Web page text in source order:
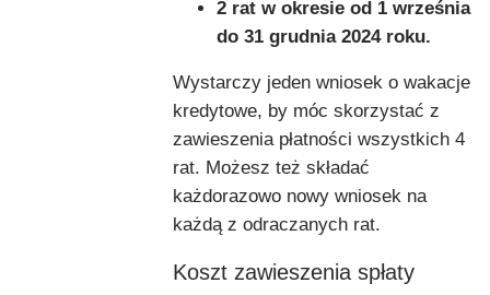
2 rat w okresie od 1 września
do 31 grudnia 2024 roku.
Wystarczy jeden wniosek o wakacje
kredytowe, by móc skorzystać z
zawieszenia płatności wszystkich 4
rat. Możesz też składać
każdorazowo nowy wniosek na
każdą z odraczanych rat.
Koszt zawieszenia spłaty